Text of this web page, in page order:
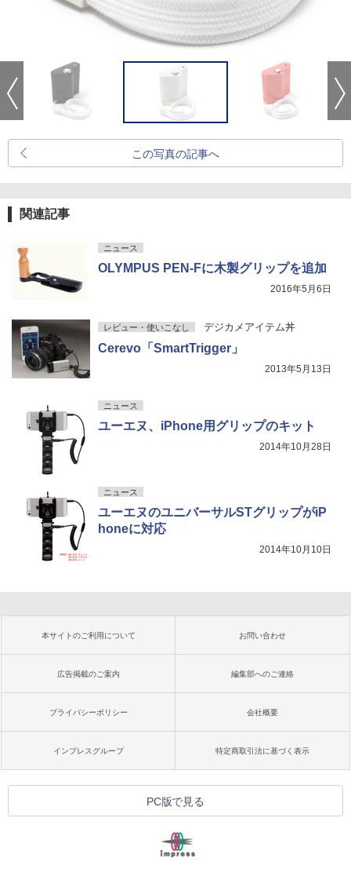
この写真の記事へ
関連記事
ニュース
OLYMPUS PEN-Fに木製グリップを追加
2016年5月6日
レビュー・使いこなし デジカメアイテム丼
Cerevo「SmartTrigger」
2013年5月13日
ニュース
ユーエヌ、iPhone用グリップのキット
2014年10月28日
ニュース
ユーエヌのユニバーサルSTグリップがiP
honeに対応
2014年10月10日
本サイトのご利用について お問い合わせ
広告掲載のご案内 編集部へのご連絡
プライバシーポリシー 会社概要
インプレスグループ 特定商取引法に基づく表示
PC版で見る